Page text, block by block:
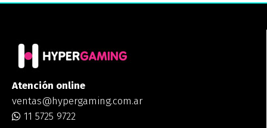
Atención online
ventas@hypergaming.com.ar
11 5725 9722